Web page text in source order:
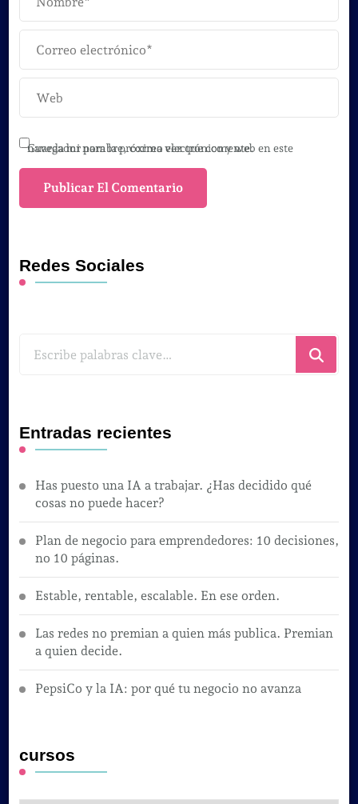
Guarda mi nombre, correo electrónico y web en este navegador para la próxima vez que comente.
Redes Sociales
Entradas recientes
Has puesto una IA a trabajar. ¿Has decidido qué
cosas no puede hacer?
Plan de negocio para emprendedores: 10 decisiones,
no 10 páginas.
Estable, rentable, escalable. En ese orden.
Las redes no premian a quien más publica. Premian
a quien decide.
PepsiCo y la IA: por qué tu negocio no avanza
cursos